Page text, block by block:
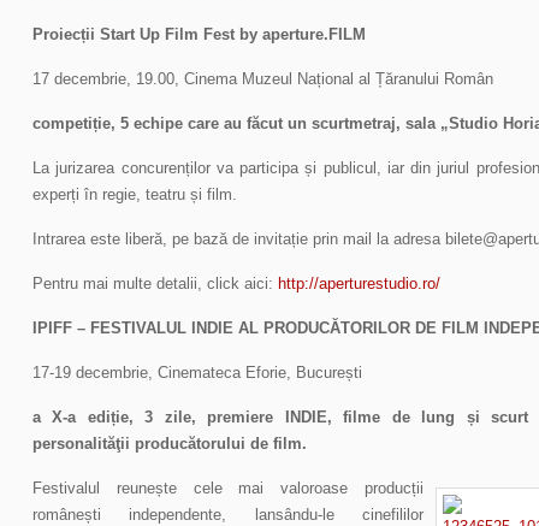
Proiecții Start Up Film Fest by aperture.FILM
17 decembrie, 19.00, Cinema Muzeul Național al Țăranului Român
competiție, 5 echipe care au făcut un scurtmetraj, sala „Studio
La jurizarea concurenților va participa și publicul, iar din juriul
experți în regie, teatru și film.
Intrarea este liberă, pe bază de invitație prin mail la adresa
Pentru mai multe detalii, click aici: http://aperturestudio.ro/
IPIFF – FESTIVALUL INDIE AL PRODUCĂTORILOR DE FILM
17-19 decembrie, Cinemateca Eforie, București
a X-a ediție, 3 zile, premiere INDIE, filme de lung și scurt
personalităţii producătorului de film.
Festivalul reunește cele mai valoroase producții
românești independente, lansându-le cinefililor